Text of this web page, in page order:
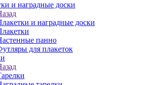
и наградные доски
и наградные доски
панно
для плакеток